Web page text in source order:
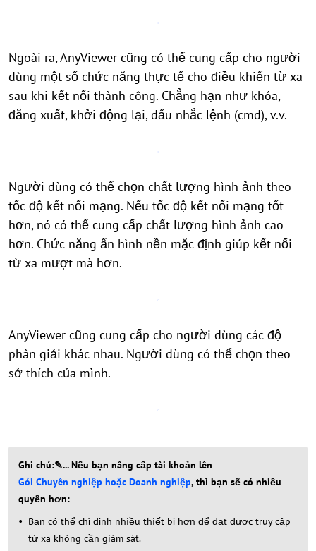
Ngoài ra, AnyViewer cũng có thể cung cấp cho người
dùng một số chức năng thực tế cho điều khiển từ xa
sau khi kết nối thành công. Chẳng hạn như khóa,
đăng xuất, khởi động lại, dấu nhắc lệnh (cmd), v.v.
Người dùng có thể chọn chất lượng hình ảnh theo
tốc độ kết nối mạng. Nếu tốc độ kết nối mạng tốt
hơn, nó có thể cung cấp chất lượng hình ảnh cao
hơn. Chức năng ẩn hình nền mặc định giúp kết nối
từ xa mượt mà hơn.
AnyViewer cũng cung cấp cho người dùng các độ
phân giải khác nhau. Người dùng có thể chọn theo
sở thích của mình.
Ghi chú:✎... Nếu bạn nâng cấp tài khoản lên
Gói Chuyên nghiệp hoặc Doanh nghiệp, thì bạn sẽ có nhiều
quyền hơn:
Bạn có thể chỉ định nhiều thiết bị hơn để đạt được truy cập
từ xa không cần giám sát.